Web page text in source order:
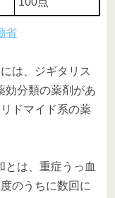
省
は、ジギタリス
効分類の薬剤があ
ドマイド系の薬
とは、重症うっ血
のうちに数回に